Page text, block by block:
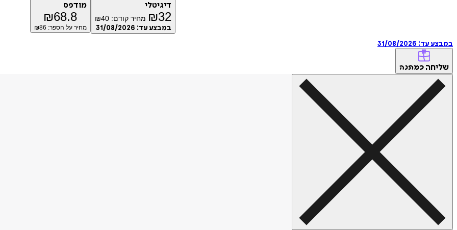
דיגיטלי
₪32 מחיר קודם: ₪40
במבצע עד: 31/08/2026
מודפס
₪68.8
מחיר על הספר: ₪ 86
במבצע עד: 31/08/2026
שליחה כמתנה